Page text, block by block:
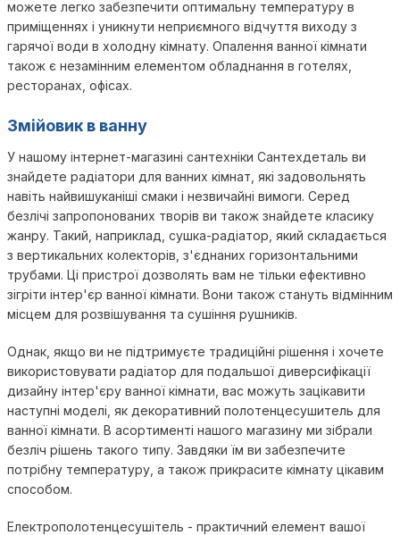
можете легко забезпечити оптимальну температуру в
приміщеннях і уникнути неприємного відчуття виходу з
гарячої води в холодну кімнату. Опалення ванної кімнати
також є незамінним елементом обладнання в готелях,
ресторанах, офісах.
Змійовик в ванну
У нашому інтернет-магазині сантехніки Сантехдеталь ви
знайдете радіатори для ванних кімнат, які задовольнять
навіть найвишуканіші смаки і незвичайні вимоги. Серед
безлічі запропонованих творів ви також знайдете класику
жанру. Такий, наприклад, сушка-радіатор, який складається
з вертикальних колекторів, з'єднаних горизонтальними
трубами. Ці пристрої дозволять вам не тільки ефективно
зігріти інтер'єр ванної кімнати. Вони також стануть відмінним
місцем для розвішування та сушіння рушників.
Однак, якщо ви не підтримуєте традиційні рішення і хочете
використовувати радіатор для подальшої диверсифікації
дизайну інтер'єру ванної кімнати, вас можуть зацікавити
наступні моделі, як декоративний полотенцесушитель для
ванної кімнати. В асортименті нашого магазину ми зібрали
безліч рішень такого типу. Завдяки їм ви забезпечите
потрібну температуру, а також прикрасите кімнату цікавим
способом.
Електрополотенцесушітель - практичний елемент вашої